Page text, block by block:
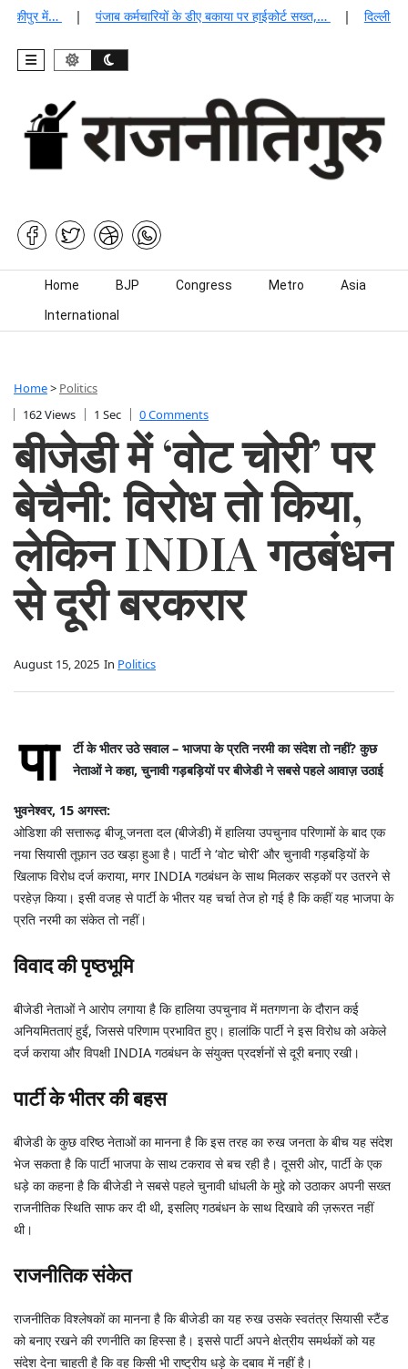
में… पंजाब कर्मचारियों के डीए बकाया पर हाईकोर्ट सख्त,… दिल्ली
Skip to content
Home BJP Congress Metro Asia
International
Home> Politics
162 Views
1 Sec 0 Comments
बीजेडी में ‘वोट चोरी’ पर
बेचैनी: विरोध तो किया,
लेकिन INDIA गठबंधन
से दूरी बरकरार
In Politics
August 15, 2025
पा
र्टी के भीतर उठे सवाल – भाजपा के प्रति नरमी का संदेश तो नहीं? कुछ
नेताओं ने कहा, चुनावी गड़बड़ियों पर बीजेडी ने सबसे पहले आवाज़ उठाई
भुवनेश्वर, 15 अगस्त:
ओडिशा की सत्तारूढ़ बीजू जनता दल (बीजेडी) में हालिया उपचुनाव परिणामों के बाद एक
नया सियासी तूफ़ान उठ खड़ा हुआ है। पार्टी ने ‘वोट चोरी’ और चुनावी गड़बड़ियों के
खिलाफ विरोध दर्ज कराया, मगर INDIA गठबंधन के साथ मिलकर सड़कों पर उतरने से
परहेज़ किया। इसी वजह से पार्टी के भीतर यह चर्चा तेज हो गई है कि कहीं यह भाजपा के
प्रति नरमी का संकेत तो नहीं।
विवाद की पृष्ठभूमि
बीजेडी नेताओं ने आरोप लगाया है कि हालिया उपचुनाव में मतगणना के दौरान कई
अनियमितताएं हुईं, जिससे परिणाम प्रभावित हुए। हालांकि पार्टी ने इस विरोध को अकेले
दर्ज कराया और विपक्षी INDIA गठबंधन के संयुक्त प्रदर्शनों से दूरी बनाए रखी।
पार्टी के भीतर की बहस
बीजेडी के कुछ वरिष्ठ नेताओं का मानना है कि इस तरह का रुख जनता के बीच यह संदेश
भेज सकता है कि पार्टी भाजपा के साथ टकराव से बच रही है। दूसरी ओर, पार्टी के एक
धड़े का कहना है कि बीजेडी ने सबसे पहले चुनावी धांधली के मुद्दे को उठाकर अपनी सख्त
राजनीतिक स्थिति साफ कर दी थी, इसलिए गठबंधन के साथ दिखावे की ज़रूरत नहीं
थी।
राजनीतिक संकेत
राजनीतिक विश्लेषकों का मानना है कि बीजेडी का यह रुख उसके स्वतंत्र सियासी स्टैंड
को बनाए रखने की रणनीति का हिस्सा है। इससे पार्टी अपने क्षेत्रीय समर्थकों को यह
संदेश देना चाहती है कि वह किसी भी राष्ट्रीय धड़े के दबाव में नहीं है।